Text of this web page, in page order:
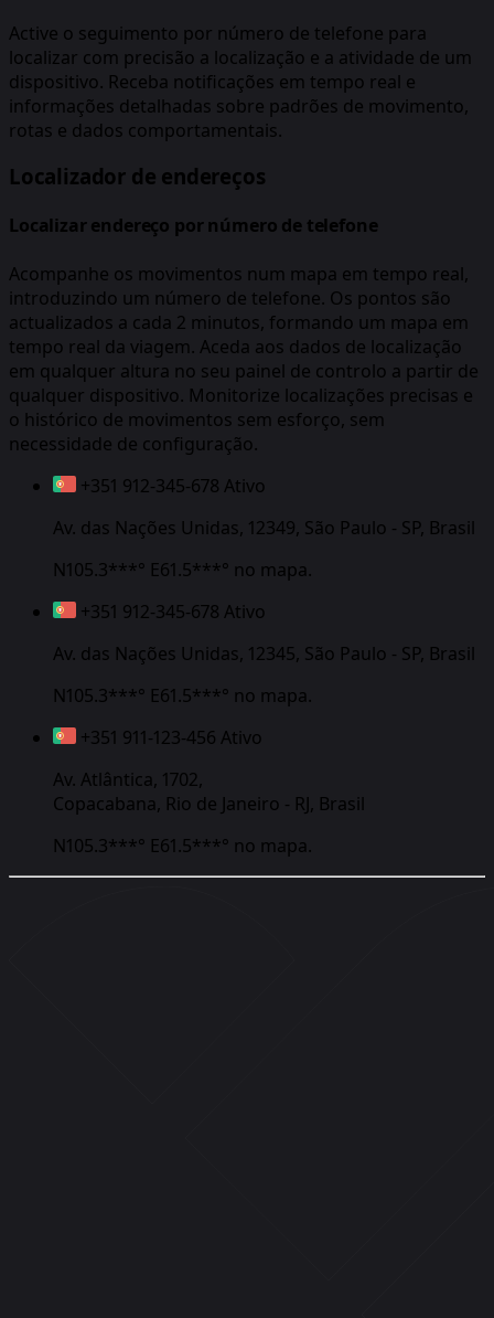
Active o seguimento por número de telefone para
localizar com precisão a localização e a atividade de um
dispositivo. Receba notificações em tempo real e
informações detalhadas sobre padrões de movimento,
rotas e dados comportamentais.
Localizador de endereços
Localizar endereço por número de telefone
Acompanhe os movimentos num mapa em tempo real,
introduzindo um número de telefone. Os pontos são
actualizados a cada 2 minutos, formando um mapa em
tempo real da viagem. Aceda aos dados de localização
em qualquer altura no seu painel de controlo a partir de
qualquer dispositivo. Monitorize localizações precisas e
o histórico de movimentos sem esforço, sem
necessidade de configuração.
+351 912-345-678 Ativo
Av. das Nações Unidas, 12349, São Paulo - SP, Brasil
N105.3***° E61.5***° no mapa.
+351 912-345-678 Ativo
Av. das Nações Unidas, 12345, São Paulo - SP, Brasil
N105.3***° E61.5***° no mapa.
+351 911-123-456 Ativo
Av. Atlântica, 1702,
Copacabana, Rio de Janeiro - RJ, Brasil
N105.3***° E61.5***° no mapa.